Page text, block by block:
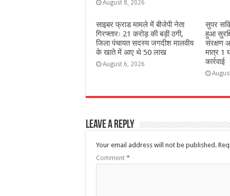
August 8, 2026
साइबर फ्राड मामले में बीजेपी नेता
गिरफ्तारः 21 करोड़ की बड़ी ठगी,
जिला पंचायत सदस्य जगदीश मालवीय
के खाते में आए थे 50 लाख
August 6, 2026
सुपर
हुआ
संरक्षण
मात्र 1
कार्रवाई
Leave a Reply
Your email address will not be published.
Comment *